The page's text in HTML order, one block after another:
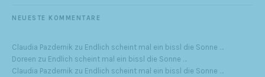
NEUESTE KOMMENTARE
Claudia Pazdernik zu Endlich scheint mal ein bissl die Sonne …
Doreen zu Endlich scheint mal ein bissl die Sonne …
Claudia Pazdernik zu Endlich scheint mal ein bissl die Sonne …